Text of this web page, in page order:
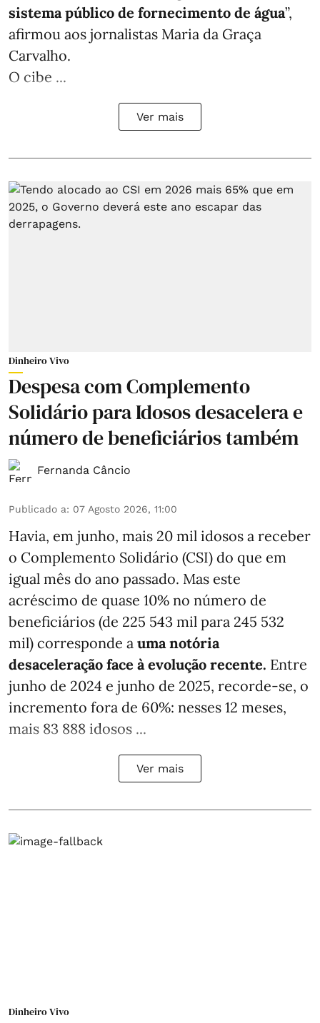
sistema público de fornecimento de água”,
afirmou aos jornalistas Maria da Graça
Carvalho.
O cibe ...
Ver mais
Dinheiro Vivo
Despesa com Complemento
Solidário para Idosos desacelera e
número de beneficiários também
Fernanda Câncio
Publicado a: 07 Agosto 2026, 11:00
Havia, em junho, mais 20 mil idosos a receber
o Complemento Solidário (CSI) do que em
igual mês do ano passado. Mas este
acréscimo de quase 10% no número de
beneficiários (de 225 543 mil para 245 532
mil) corresponde a uma notória
desaceleração face à evolução recente. Entre
junho de 2024 e junho de 2025, recorde-se, o
incremento fora de 60%: nesses 12 meses,
mais 83 888 idosos ...
Ver mais
Dinheiro Vivo